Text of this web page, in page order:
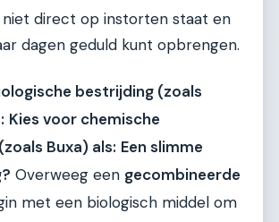
niet direct op instorten staat en
dagen geduld kunt opbrengen.
bestrijding (zoals
Kies voor chemische
Buxa) als: Een slimme
Overweeg een gecombineerde
met een biologisch middel om